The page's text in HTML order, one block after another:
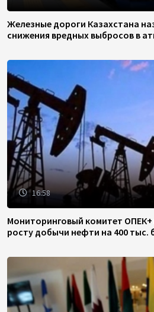
Железные дороги Казахстана
снижения вредных выбросов в
16:58
Мониторинговый комитет
росту добычи нефти на 400 тыс.